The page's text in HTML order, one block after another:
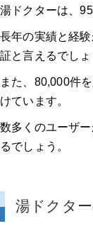
湯ドクターは、
長年の実績と経
証と言えるでしょ
また、80,000件
けています。
数多くのユーザ
るでしょう。
湯ドクタ